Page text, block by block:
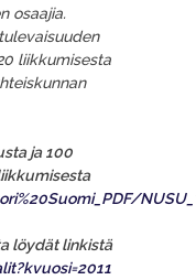
osaajia.
liikkumisesta
ja 100
löydät linkistä